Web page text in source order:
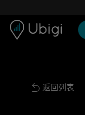
Back to list
返回列表